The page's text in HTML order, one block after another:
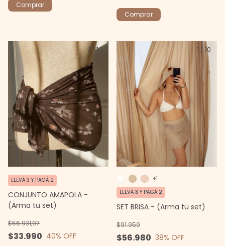
Comprar
Comprar
1/10
CONJUNTO AMAPOLA -
(Arma tu set)
$33.990
$56.931,97
40% OFF
LLEVÁ 3 Y PAGÁ 2
1 /10
SET BRISA - (Arma tu set)
$56.980
$91.959
38% OFF
LLEVÁ 3 Y PAGÁ 2
+1